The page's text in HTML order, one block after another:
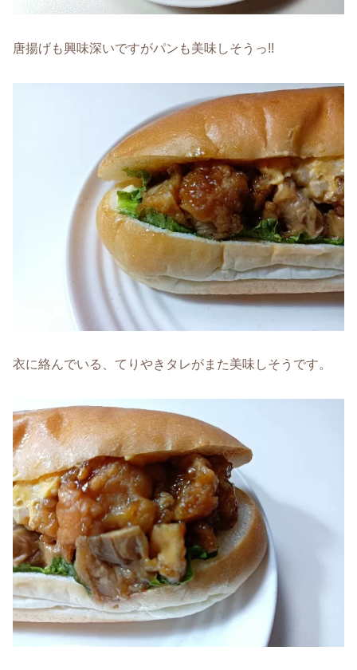
唐揚げも興味深いですがパンも美味しそうっ!!
衣に絡んでいる、てりやきタレがまた美味しそうです。